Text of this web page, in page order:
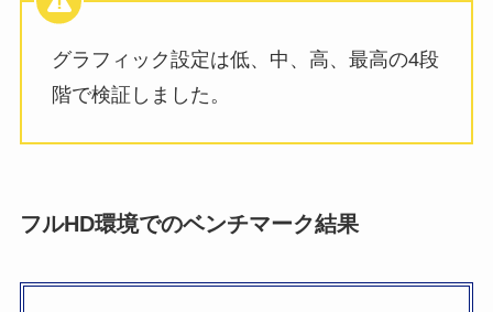
グラフィック設定は低、中、高、最高の4段
階で検証しました。
フルHD環境でのベンチマーク結果